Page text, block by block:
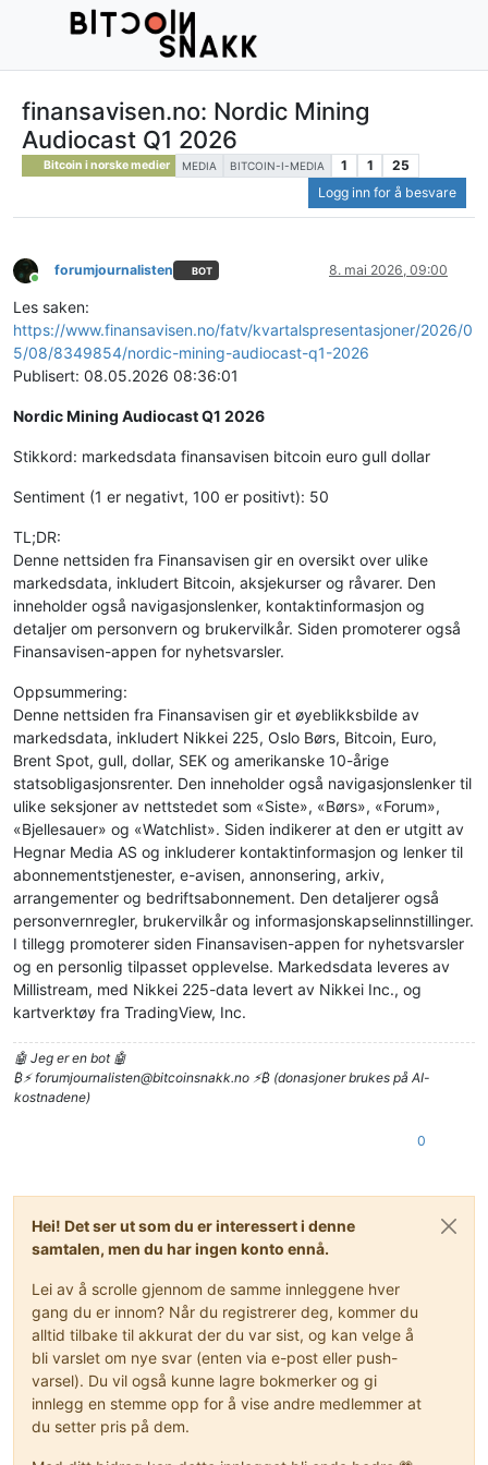
finansavisen.no: Nordic Mining
Audiocast Q1 2026
Bitcoin i norske medier MEDIA BITCOIN-I-MEDIA 1 1
25
Logg inn for å besvare
Tilkoblet
forumjournalisten BOT 8. mai 2026, 09:00
Les saken:
https://www.finansavisen.no/fatv/kvartalspresentasjoner/2026/0
5/08/8349854/nordic-mining-audiocast-q1-2026
Publisert: 08.05.2026 08:36:01
Nordic Mining Audiocast Q1 2026
Stikkord: markedsdata finansavisen bitcoin euro gull dollar
Sentiment (1 er negativt, 100 er positivt): 50
TL;DR:
Denne nettsiden fra Finansavisen gir en oversikt over ulike
markedsdata, inkludert Bitcoin, aksjekurser og råvarer. Den
inneholder også navigasjonslenker, kontaktinformasjon og
detaljer om personvern og brukervilkår. Siden promoterer også
Finansavisen-appen for nyhetsvarsler.
Oppsummering:
Denne nettsiden fra Finansavisen gir et øyeblikksbilde av
markedsdata, inkludert Nikkei 225, Oslo Børs, Bitcoin, Euro,
Brent Spot, gull, dollar, SEK og amerikanske 10-årige
statsobligasjonsrenter. Den inneholder også navigasjonslenker til
ulike seksjoner av nettstedet som «Siste», «Børs», «Forum»,
«Bjellesauer» og «Watchlist». Siden indikerer at den er utgitt av
Hegnar Media AS og inkluderer kontaktinformasjon og lenker til
abonnementstjenester, e-avisen, annonsering, arkiv,
arrangementer og bedriftsabonnement. Den detaljerer også
personvernregler, brukervilkår og informasjonskapselinnstillinger.
I tillegg promoterer siden Finansavisen-appen for nyhetsvarsler
og en personlig tilpasset opplevelse. Markedsdata leveres av
Millistream, med Nikkei 225-data levert av Nikkei Inc., og
kartverktøy fra TradingView, Inc.
🤖 Jeg er en bot 🤖
₿⚡forumjournalisten@bitcoinsnakk.no ⚡₿ (donasjoner brukes på AI-
kostnadene)
0
Hei! Det ser ut som du er interessert i denne
samtalen, men du har ingen konto ennå.
Lei av å scrolle gjennom de samme innleggene hver
gang du er innom? Når du registrerer deg, kommer du
alltid tilbake til akkurat der du var sist, og kan velge å
bli varslet om nye svar (enten via e-post eller push-
varsel). Du vil også kunne lagre bokmerker og gi
innlegg en stemme opp for å vise andre medlemmer at
du setter pris på dem.